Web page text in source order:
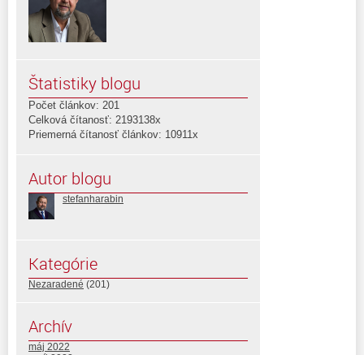
Štatistiky blogu
Počet článkov: 201
Celková čítanosť: 2193138x
Priemerná čítanosť článkov: 10911x
Autor blogu
stefanharabin
Kategórie
Nezaradené (201)
Archív
máj 2022